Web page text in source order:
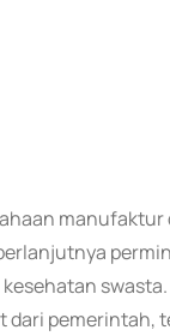
swasta.
dari pemerintah,